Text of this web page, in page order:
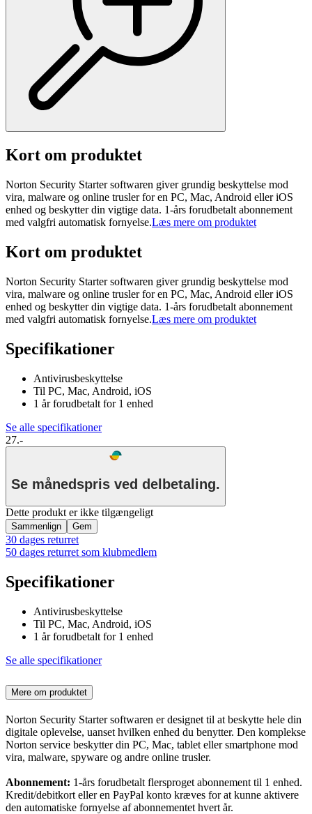
Kort om produktet
Norton Security Starter softwaren giver grundig beskyttelse mod
vira, malware og online trusler for en PC, Mac, Android eller iOS
enhed og beskytter din vigtige data. 1-års forudbetalt abonnement
med valgfri automatisk fornyelse.Læs mere om produktet
Kort om produktet
Norton Security Starter softwaren giver grundig beskyttelse mod
vira, malware og online trusler for en PC, Mac, Android eller iOS
enhed og beskytter din vigtige data. 1-års forudbetalt abonnement
med valgfri automatisk fornyelse.Læs mere om produktet
Specifikationer
Antivirusbeskyttelse
Til PC, Mac, Android, iOS
1 år forudbetalt for 1 enhed
Se alle specifikationer
27.-
Se månedspris ved delbetaling.
Dette produkt er ikke tilgængeligt
Sammenlign Gem
30 dages returret
50 dages returret som klubmedlem
Specifikationer
Antivirusbeskyttelse
Til PC, Mac, Android, iOS
1 år forudbetalt for 1 enhed
Se alle specifikationer
Mere om produktet
Norton Security Starter softwaren er designet til at beskytte hele din
digitale oplevelse, uanset hvilken enhed du benytter. Den komplekse
Norton service beskytter din PC, Mac, tablet eller smartphone mod
vira, malware, spyware og andre online trusler.
Abonnement: 1-års forudbetalt flersproget abonnement til 1 enhed.
Kredit/debitkort eller en PayPal konto kræves for at kunne aktivere
den automatiske fornyelse af abonnementet hvert år.